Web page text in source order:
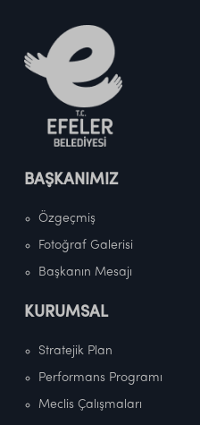
BAŞKANIMIZ
Özgeçmiş
Fotoğraf Galerisi
Başkanın Mesajı
KURUMSAL
Stratejik Plan
Performans Programı
Meclis Çalışmaları